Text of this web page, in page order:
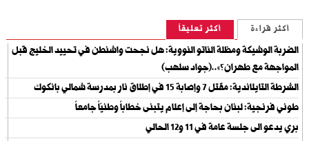
أكثر قراءة أكثر تعليقاً
الضربة الوشيكة ومظلة الناتو النووية: هل نجحت واشنطن في تحييد الخليج قبل
المواجهة مع طهران؟»..(جواد سلهب)
الشرطة التايلاندية: مقتل 7 وإصابة 15 في إطلاق نار بمدرسة شمالي بانكوك
طوني فرنجية: لبنان بحاجة إلى إعلام يتبنى خطاباً وطنيّاً جامعاً
بري يدعو الى جلسة عامة في 11 و12 الحالي